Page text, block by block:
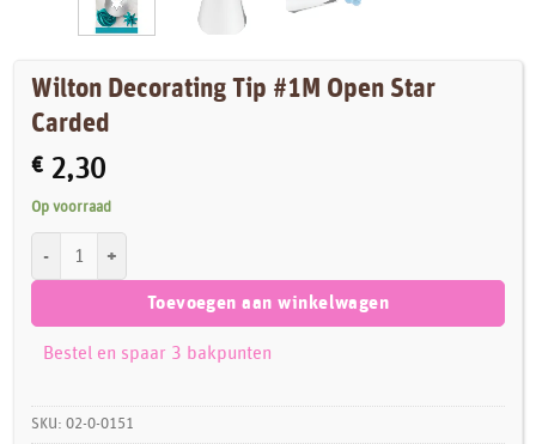
Wilton Decorating Tip #1M Open Star
Carded
€ 2,30
Op voorraad
Toevoegen aan winkelwagen
Bestel en spaar 3 bakpunten
SKU:02-0-0151